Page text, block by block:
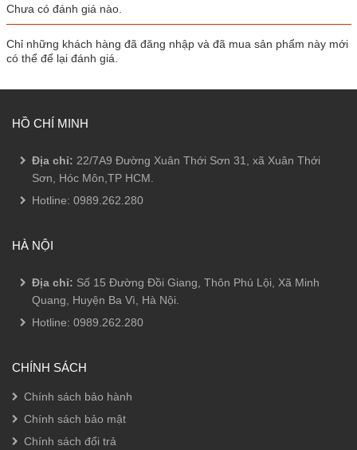
Chưa có đánh giá nào.
Chỉ những khách hàng đã đăng nhập và đã mua sản phẩm này mới
có thể để lại đánh giá.
HỒ CHÍ MINH
Địa chỉ: 22/7A9 Đường Xuân Thới Sơn 31, xã Xuân Thới
Sơn, Hóc Môn,TP HCM.
Hotline: 0989.262.280
HÀ NỘI
Địa chỉ: Số 15 Đường Đồi Giang, Thôn Phú Lội, Xã Minh
Quang, Huyện Ba Vì, Hà Nội.
Hotline: 0989.262.280
CHÍNH SÁCH
Chính sách bảo hành
Chính sách bảo mật
Chính sách đổi trả